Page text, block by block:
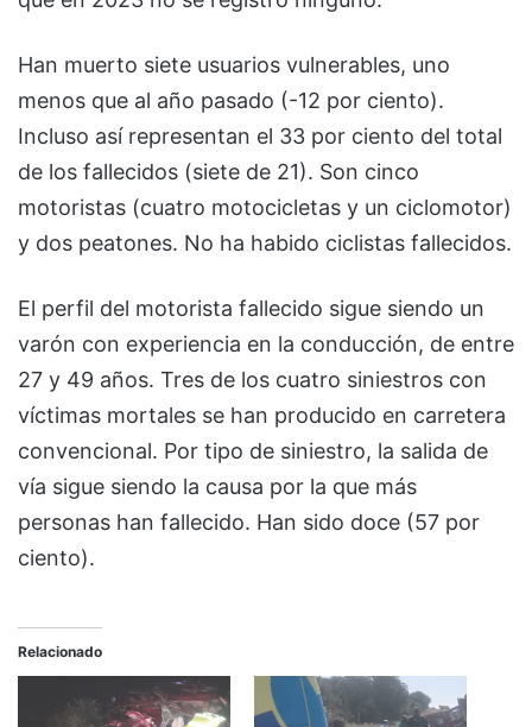
Han muerto siete usuarios vulnerables, uno
menos que al año pasado (-12 por ciento).
Incluso así representan el 33 por ciento del total
de los fallecidos (siete de 21). Son cinco
motoristas (cuatro motocicletas y un ciclomotor)
y dos peatones. No ha habido ciclistas fallecidos.
El perfil del motorista fallecido sigue siendo un
varón con experiencia en la conducción, de entre
27 y 49 años. Tres de los cuatro siniestros con
víctimas mortales se han producido en carretera
convencional. Por tipo de siniestro, la salida de
vía sigue siendo la causa por la que más
personas han fallecido. Han sido doce (57 por
ciento).
Relacionado